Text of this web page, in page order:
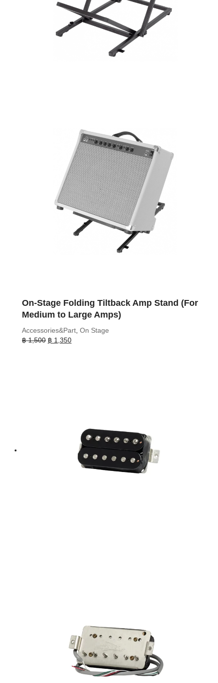
On-Stage Folding Tiltback Amp Stand (For
Medium to Large Amps)
Accessories&Part, On Stage
฿1,500 Original
฿ 1,350Current